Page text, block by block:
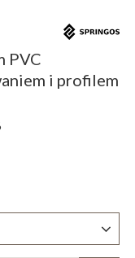
PVC
i profilem